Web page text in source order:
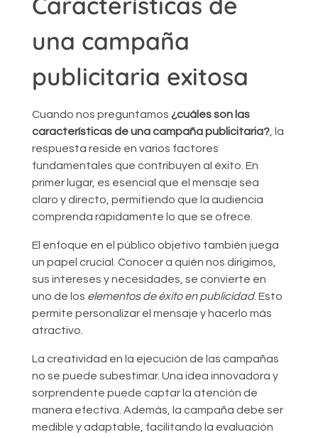
una campaña
publicitaria exitosa
Cuando nos preguntamos ¿cuáles son las
características de una campaña publicitaria? , la
respuesta reside en varios factores
fundamentales que contribuyen al éxito. En
primer lugar, es esencial que el mensaje sea
claro y directo, permitiendo que la audiencia
comprenda rápidamente lo que se ofrece.
El enfoque en el público objetivo también juega
un papel crucial. Conocer a quién nos dirigimos,
sus intereses y necesidades, se convierte en
uno de los elementos de éxito en publicidad. Esto
permite personalizar el mensaje y hacerlo más
atractivo.
La creatividad en la ejecución de las campañas
no se puede subestimar. Una idea innovadora y
sorprendente puede captar la atención de
manera efectiva. Además, la campaña debe ser
medible y adaptable, facilitando la evaluación